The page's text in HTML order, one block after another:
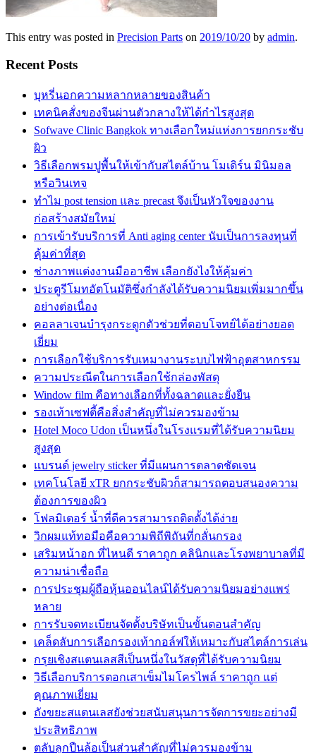
This entry was posted in Precision Parts on 2019/10/20 by admin.
Recent Posts
บุหรี่นอกความหลากหลายของสินค้า
เทคนิคสั่งของจีนผ่านตัวกลางให้ได้กำไรสูงสุด
Sofwave Clinic Bangkok ทางเลือกใหม่แห่งการยกกระชับ
ผิว
วิธีเลือกพรมปูพื้นให้เข้ากับสไตล์บ้าน โมเดิร์น มินิมอล
หรือวินเทจ
ทำไม post tension และ precast จึงเป็นหัวใจของงาน
ก่อสร้างสมัยใหม่
การเข้ารับบริการที่ Anti aging center นับเป็นการลงทุนที่
คุ้มค่าที่สุด
ช่างภาพแต่งงานมืออาชีพ เลือกยังไงให้คุ้มค่า
ประตูรีโมทอัตโนมัติซึ่งกำลังได้รับความนิยมเพิ่มมากขึ้น
อย่างต่อเนื่อง
คอลลาเจนบำรุงกระดูกตัวช่วยที่ตอบโจทย์ได้อย่างยอด
เยี่ยม
การเลือกใช้บริการรับเหมางานระบบไฟฟ้าอุตสาหกรรม
ความประณีตในการเลือกใช้กล่องพัสดุ
Window film คือทางเลือกที่ทั้งฉลาดและยั่งยืน
รองเท้าเซฟตี้คือสิ่งสำคัญที่ไม่ควรมองข้าม
Hotel Moco Udon เป็นหนึ่งในโรงแรมที่ได้รับความนิยม
สูงสุด
แบรนด์ jewelry sticker ที่มีแผนการตลาดชัดเจน
เทคโนโลยี xTR ยกกระชับผิวก็สามารถตอบสนองความ
ต้องการของผิว
โฟลมิเตอร์ น้ำที่ดีควรสามารถติดตั้งได้ง่าย
วิกผมแท้ทอมือคือความพิถีพิถันที่กลั่นกรอง
เสริมหน้าอก ที่ไหนดี ราคาถูก คลินิกและโรงพยาบาลที่มี
ความน่าเชื่อถือ
การประชุมผู้ถือหุ้นออนไลน์ได้รับความนิยมอย่างแพร่
หลาย
การรับจดทะเบียนจัดตั้งบริษัทเป็นขั้นตอนสำคัญ
เคล็ดลับการเลือกรองเท้ากอล์ฟให้เหมาะกับสไตล์การเล่น
กรุยเชิงสแตนเลสสีเป็นหนึ่งในวัสดุที่ได้รับความนิยม
วิธีเลือกบริการตอกเสาเข็มไมโครไพล์ ราคาถูก แต่
คุณภาพเยี่ยม
ถังขยะสแตนเลสยังช่วยสนับสนุนการจัดการขยะอย่างมี
ประสิทธิภาพ
ตลับลูกปืนล้อเป็นส่วนสำคัญที่ไม่ควรมองข้าม